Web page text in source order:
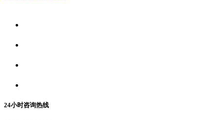
24小时咨询热线